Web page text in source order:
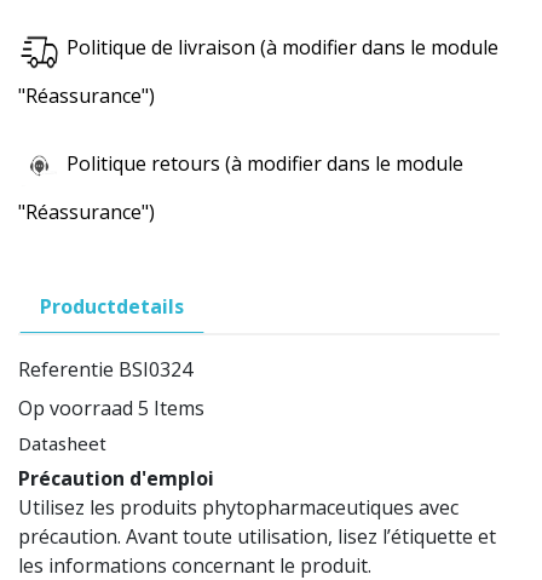
Politique de livraison (à modifier dans le module
"Réassurance")
Politique retours (à modifier dans le module
"Réassurance")
Productdetails
Referentie BSI0324
Op voorraad 5 Items
Datasheet
Précaution d'emploi
Utilisez les produits phytopharmaceutiques avec
précaution. Avant toute utilisation, lisez l’étiquette et
les informations concernant le produit.